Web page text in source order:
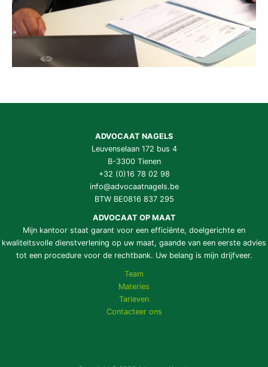
ADVOCAAT NAGELS
Leuvenselaan 172 bus 4
B-3300 Tienen
+32 (0)16 78 02 98
info@advocaatnagels.be
BTW BE0816 837 295
ADVOCAAT OP MAAT
Mijn kantoor staat garant voor een efficiënte, doelgerichte en
kwaliteitsvolle dienstverlening op uw maat, gaande van een eerste advies
tot een procedure voor de rechtbank. Uw belang is mijn drijfveer.
Team
Materies
Tarieven
Contacteer ons